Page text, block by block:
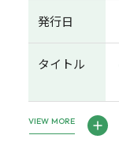
発行日
タイトル
VIEW MORE